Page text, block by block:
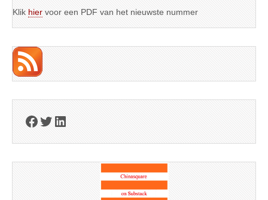
Klik hier voor een PDF van het nieuwste nummer
Facebook
Twitter
LinkedIn